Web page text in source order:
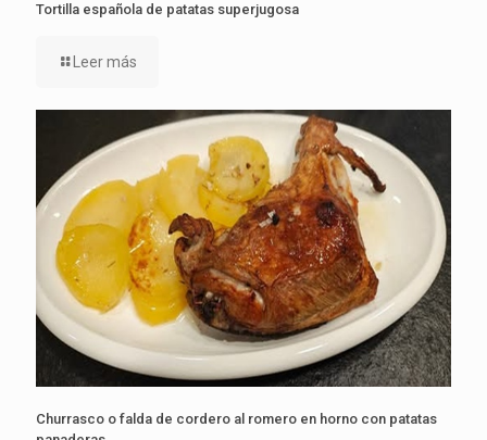
Tortilla española de patatas superjugosa
Leer más
Churrasco o falda de cordero al romero en horno con patatas